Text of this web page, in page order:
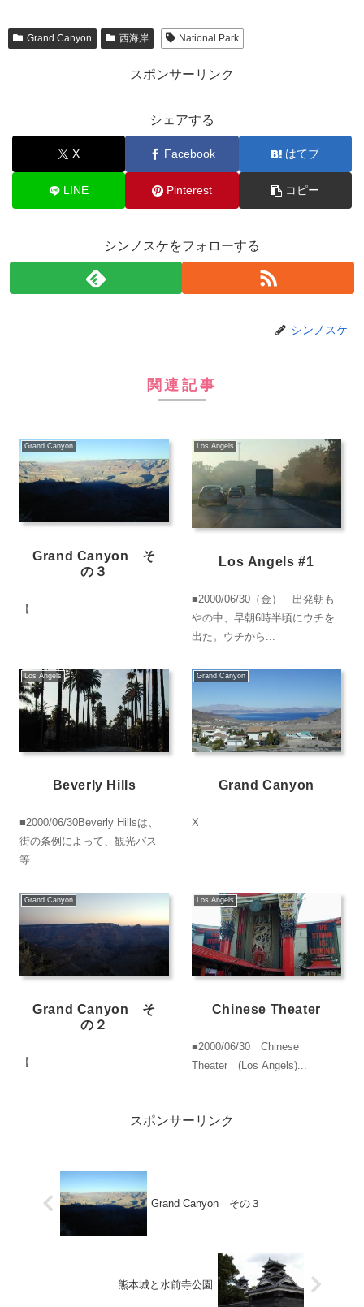
Grand Canyon 西海岸 National Park
スポンサーリンク
シェアする
X Facebook はてブ
LINE Pinterest コピー
シンノスケをフォローする
シンノスケ
関連記事
Grand Canyon
Grand Canyon そ
の３
【
Los Angels
Los Angels #1
■2000/06/30（金） 出発朝も
やの中、早朝6時半頃にウチを
出た。ウチから...
Los Angels
Beverly Hills
■2000/06/30Beverly Hillsは、
街の条例によって、観光バス
等...
Grand Canyon
Grand Canyon
X
Grand Canyon
Grand Canyon そ
の２
【
Los Angels
Chinese Theater
■2000/06/30 Chinese
Theater (Los Angels)...
スポンサーリンク
Grand Canyon その３
熊本城と水前寺公園